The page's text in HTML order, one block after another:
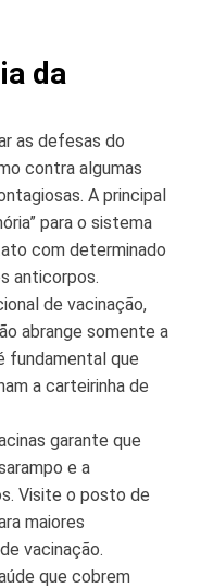
da
as defesas do
contra algumas
A principal
para o sistema
com determinado
anticorpos.
de vacinação,
abrange somente a
fundamental que
a carteirinha de
garante que
e a
Visite o posto de
maiores
vacinação.
que cobrem